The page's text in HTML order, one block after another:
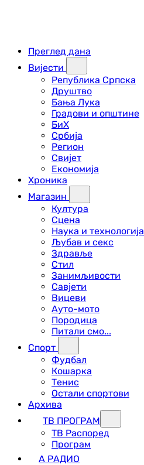
Преглед дана
Вијести
Република Српска
Друштво
Бања Лука
Градови и општине
БиХ
Србија
Регион
Свијет
Економија
Хроника
Магазин
Култура
Сцена
Наука и технологија
Љубав и секс
Здравље
Стил
Занимљивости
Савјети
Вицеви
Ауто-мото
Породица
Питали смо...
Спорт
Фудбал
Кошарка
Тенис
Остали спортови
Архива
ТВ ПРОГРАМ
ТВ Распоред
Програм
А РАДИО